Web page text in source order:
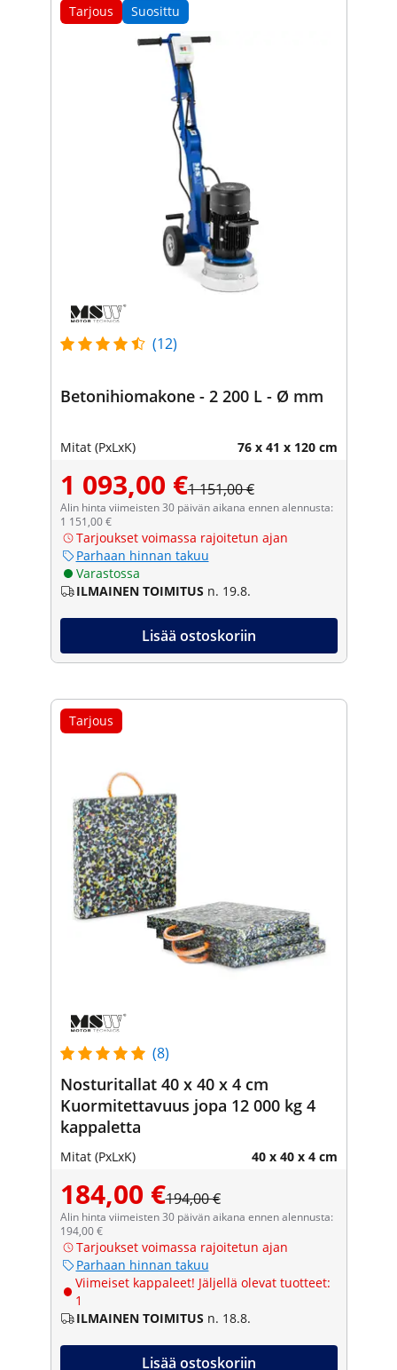
Tarjous Suosittu
(12)
Betonihiomakone - 2 200 L - Ø mm
Mitat (PxLxK) 76 x 41 x 120 cm
1 093,00 €1 151,00 €
Alin hinta viimeisten 30 päivän aikana ennen alennusta:
1 151,00 €
Tarjoukset voimassa rajoitetun ajan
Parhaan hinnan takuu
Varastossa
ILMAINEN TOIMITUS n. 19.8.
Lisää ostoskoriin
Tarjous
(8)
Nosturitallat 40 x 40 x 4 cm
Kuormitettavuus jopa 12 000 kg 4
kappaletta
Mitat (PxLxK) 40 x 40 x 4 cm
184,00 €194,00 €
Alin hinta viimeisten 30 päivän aikana ennen alennusta:
194,00 €
Tarjoukset voimassa rajoitetun ajan
Parhaan hinnan takuu
Viimeiset kappaleet! Jäljellä olevat tuotteet:
1
ILMAINEN TOIMITUS n. 18.8.
Lisää ostoskoriin